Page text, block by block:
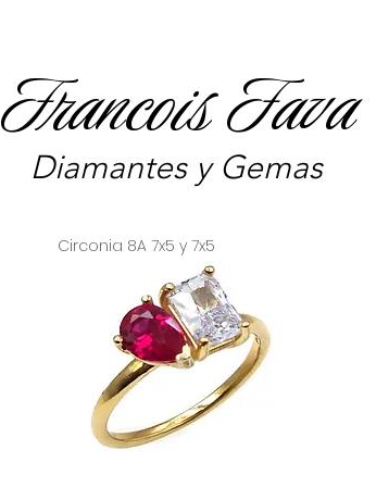
Diamantes y Gemas
Francois Fava
Circonia 8A 7x5 y 7x5